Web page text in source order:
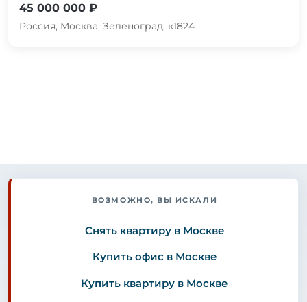
45 000 000 ₽
Россия, Москва, Зеленоград, к1824
ВОЗМОЖНО, ВЫ ИСКАЛИ
Снять квартиру в Москве
Купить офис в Москве
Купить квартиру в Москве